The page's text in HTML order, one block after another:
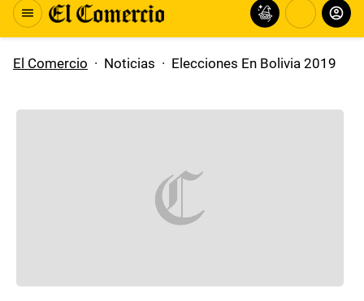
El Comercio · Noticias · Elecciones En Bolivia 2019